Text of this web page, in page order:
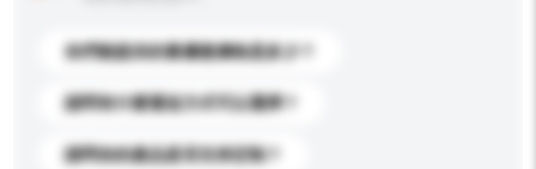
你們能提供的最優惠價格是多少？
請問有什麼運送方式可以選擇？
請問你的產品是否支持定制？